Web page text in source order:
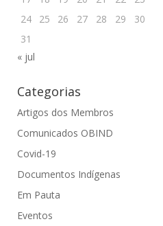
24
25 26 27 28 29
30
31
« jul
Categorias
Artigos dos Membros
Comunicados OBIND
Covid-19
Documentos Indígenas
Em Pauta
Eventos